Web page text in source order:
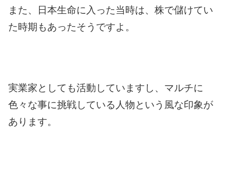
また、日本生命に入った当時は、株で儲けてい
た時期もあったそうですよ。
実業家としても活動していますし、マルチに
色々な事に挑戦している人物という風な印象が
あります。